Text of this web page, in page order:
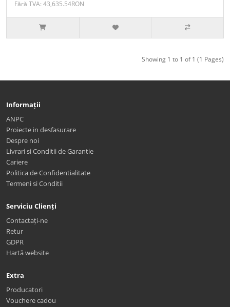
Fără TVA: 43,635.54RON
Showing 1 to 1 of 1 (1 Pages)
Informații
ANPC
Proiecte in desfasurare
Despre noi
Livrari si Conditii de Garantie
Cariere
Politica de Confidentialitate
Termeni si Conditii
Serviciu Clienți
Contactați-ne
Retur
GDPR
Hartă website
Extra
Producatori
Vouchere cadou